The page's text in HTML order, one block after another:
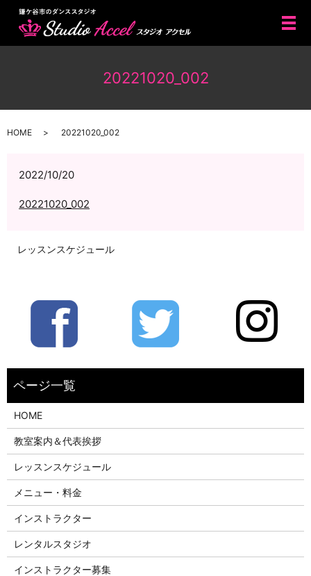
メ
20221020_002
HOME 20221020_002
2022/10/20
20221020_002
レッスンスケジュール
HOME
教室案内＆代表挨拶
レッスンスケジュール
メニュー・料金
インストラクター
レンタルスタジオ
インストラクター募集